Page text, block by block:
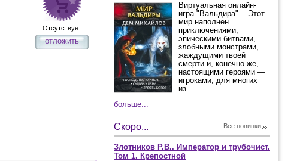
Отсутствует
отложить
Виртуальная онлайн-
игра "Вальдира"... Этот
мир наполнен
приключениями,
эпическими битвами,
злобными монстрами,
жаждущими твоей
смерти и, конечно же,
настоящими героями —
игроками, для многих
из...
больше...
Скоро... Все новинки
Злотников Р.В.. Император и трубочист.
Том 1. Крепостной